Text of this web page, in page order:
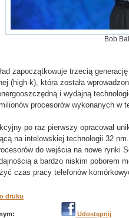
Bob
zapoczątkowuje trzecią
(high-k), która została
i wydajną
procesorów wykonanych w
po raz pierwszy opracował
na intelowskiej technologii 32
do wejścia na nowe rynki
a bardzo niskim poborem
czas pracy telefonów
druku
Udostępnij